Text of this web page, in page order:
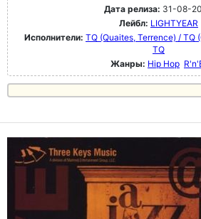
Дата релиза: 31-08-
Лейбл: LIGHTYEAR
Исполнители: TQ (Quaites, Terrence) / TQ
TQ
Жанры: Hip Hop